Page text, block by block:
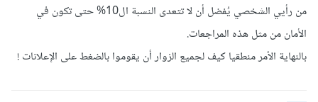
من رأيي الشخصي يُفضل أن لا تتعدى النسبة ال10% حتى تكون في
الأمان من مثل هذه المراجعات.
بالنهاية الأمر منطقيا كيف لجميع الزوار أن يقوموا بالضغط على الإعلانات !